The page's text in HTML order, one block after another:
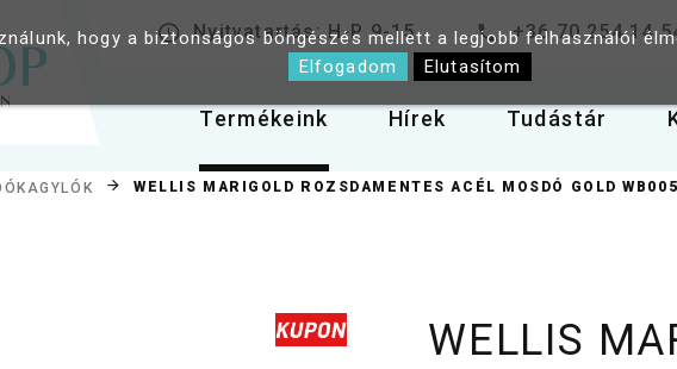
Nyitvatartás: H-P 9-15 +36 70 254 14
Termékeink Hírek Tudástár
WELLIS MARIGOLD ROZSDAMENTES ACÉL MOSDÓ GOLD
WELLIS
hogy a biztonságos böngészés mellett a legjobb felhasználói
Elfogadom
Elutasítom